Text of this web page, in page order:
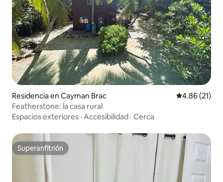
Residencia en Cayman Brac Calificación
4.86 (21)
Featherstone: la casa rural
Espacios exteriores · Accesibilidad · Cerca
Superanfitrión
Superanfitrión